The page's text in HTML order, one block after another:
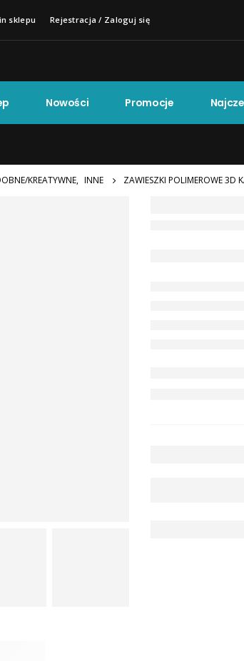
sklepu Rejestracja / Zaloguj się
Nowości Promocje
KREATYWNE, INNE ZAWIESZKI POLIMEROWE 3D